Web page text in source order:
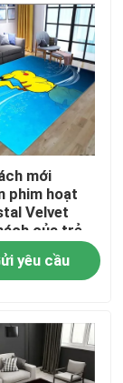
mới
phim hoạt
Velvet
của trẻ
ngủ phòng
thảm
yêu cầu